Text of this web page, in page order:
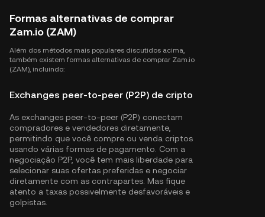
Formas alternativas de comprar
Zam.io (ZAM)
Além dos métodos mais populares discutidos acima,
também existem formas alternativas de comprar Zam.io
(ZAM), incluindo:
Exchanges peer-to-peer (P2P) de cripto
As exchanges peer-to-peer (P2P) conectam
compradores e vendedores diretamente,
permitindo que você compre ou venda criptos
usando várias formas de pagamento. Com a
negociação P2P, você tem mais liberdade para
selecionar suas ofertas preferidas e negociar
diretamente com as contrapartes. Mas fique
atento a taxas possivelmente desfavoráveis e
golpistas.